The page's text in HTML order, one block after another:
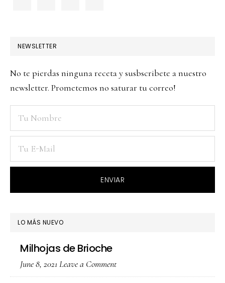
NEWSLETTER
No te pierdas ninguna receta y susbscribete a nuestro
newsletter. Prometemos no saturar tu correo!
LO MÁS NUEVO
Milhojas de Brioche
June 8, 2021 Leave a Comment